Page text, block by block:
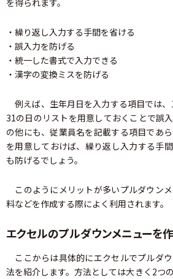
を得られます。
・繰り返し入力する手間を省ける
・誤入力を防げる
・統一した書式で入力できる
・漢字の変換ミスを防げる
例えば、生年月日を入力する項目では
31の日のリストを用意しておくことで誤
の他にも、従業員名を記載する項目であ
を用意しておけば、繰り返し入力する手
も防げるでしょう。
このようにメリットが多いプルダウン
料などを作成する際によく利用されます。
エクセルのプルダウンメニューを
ここからは具体的にエクセルでプルダ
法を紹介します。方法としては大きく2つ